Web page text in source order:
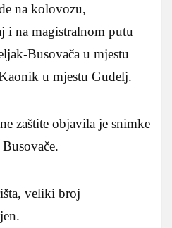
na kolovozu,
i na magistralnom putu
Busovača u mjestu
u mjestu Gudelj.
zaštite objavila je snimke
veliki broj